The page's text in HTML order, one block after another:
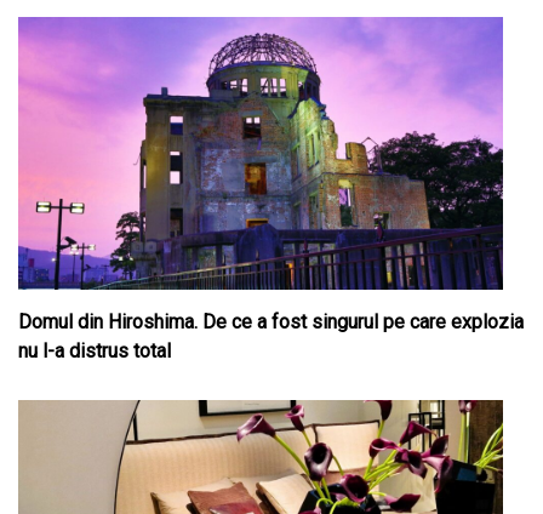
Domul din Hiroshima. De ce a fost singurul pe care explozia
nu l-a distrus total